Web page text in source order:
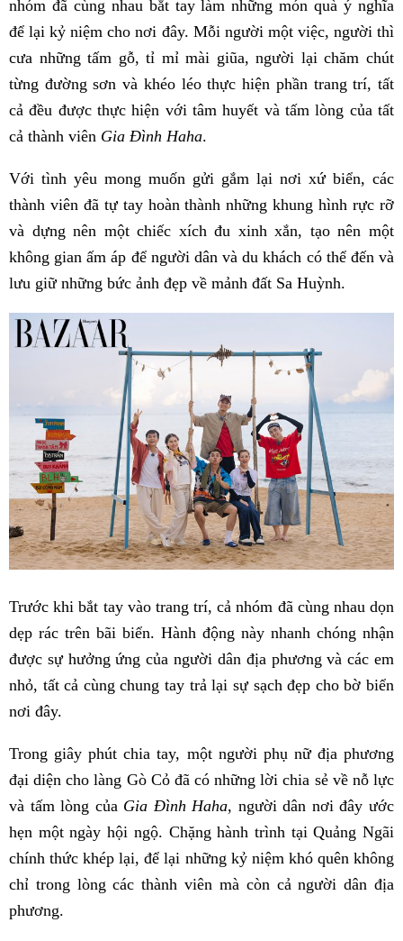
nhóm đã cùng nhau bắt tay làm những món quà ý nghĩa
để lại kỷ niệm cho nơi đây. Mỗi người một việc, người thì
cưa những tấm gỗ, tỉ mỉ mài giũa, người lại chăm chút
từng đường sơn và khéo léo thực hiện phần trang trí, tất
cả đều được thực hiện với tâm huyết và tấm lòng của tất
cả thành viên Gia Đình Haha.
Với tình yêu mong muốn gửi gắm lại nơi xứ biển, các
thành viên đã tự tay hoàn thành những khung hình rực rỡ
và dựng nên một chiếc xích đu xinh xắn, tạo nên một
không gian ấm áp để người dân và du khách có thể đến và
lưu giữ những bức ảnh đẹp về mảnh đất Sa Huỳnh.
Trước khi bắt tay vào trang trí, cả nhóm đã cùng nhau dọn
dẹp rác trên bãi biển. Hành động này nhanh chóng nhận
được sự hưởng ứng của người dân địa phương và các em
nhỏ, tất cả cùng chung tay trả lại sự sạch đẹp cho bờ biển
nơi đây.
Trong giây phút chia tay, một người phụ nữ địa phương
đại diện cho làng Gò Cỏ đã có những lời chia sẻ về nỗ lực
và tấm lòng củaGia Đình Haha, người dân nơi đây ước
hẹn một ngày hội ngộ. Chặng hành trình tại Quảng Ngãi
chính thức khép lại, để lại những kỷ niệm khó quên không
chỉ trong lòng các thành viên mà còn cả người dân địa
phương.